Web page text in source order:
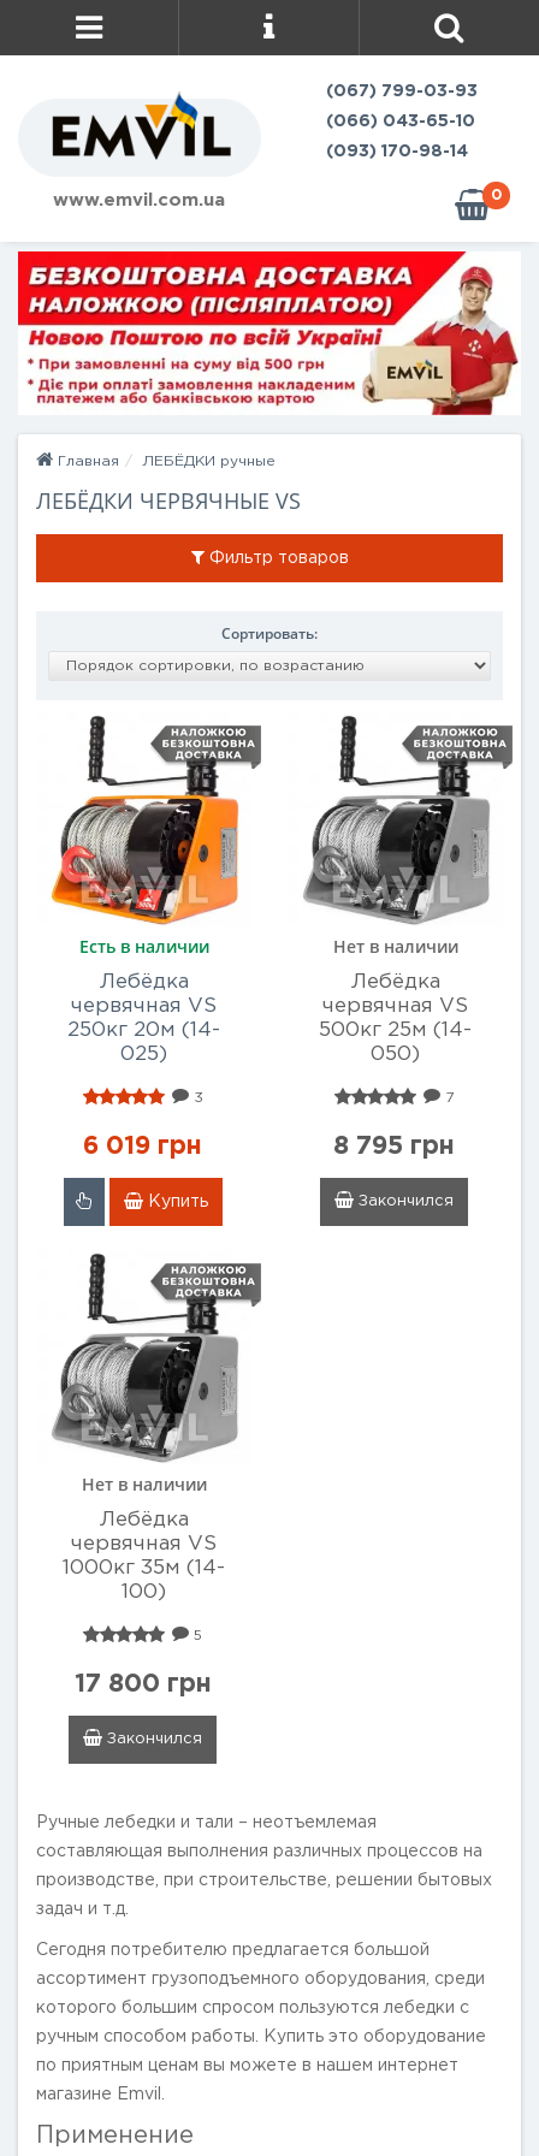
www.emvil.com.ua
(067) 799-03-93
(066) 043-65-10
(093) 170-98-14
0
Главная ЛЕБЁДКИ ручные
ЛЕБЁДКИ ЧЕРВЯЧНЫЕ VS
Фильтр товаров
Сортировать:
Есть в наличии
Лебёдка
червячная VS
250кг 20м (14-
025)
3
6 019 грн
Купить
Нет в наличии
Лебёдка
червячная VS
500кг 25м (14-
050)
7
8 795 грн
Закончился
Нет в наличии
Лебёдка
червячная VS
1000кг 35м (14-
100)
5
17 800 грн
Закончился
Ручные лебедки и тали – неотъемлемая
составляющая выполнения различных процессов на
производстве, при строительстве, решении бытовых
задач и т.д.
Сегодня потребителю предлагается большой
ассортимент грузоподъемного оборудования, среди
которого большим спросом пользуются лебедки с
ручным способом работы. Купить это оборудование
по приятным ценам вы можете в нашем интернет
магазине Emvil.
Применение